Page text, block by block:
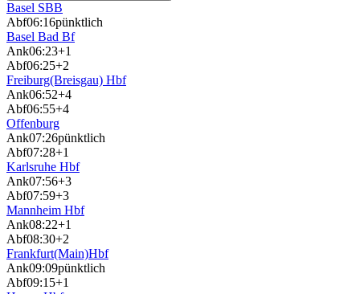
Basel SBB
Abf06:16pünktlich
Basel Bad Bf
Ank06:23+1
Abf06:25+2
Freiburg(Breisgau) Hbf
Ank06:52+4
Abf06:55+4
Offenburg
Ank07:26pünktlich
Abf07:28+1
Karlsruhe Hbf
Ank07:56+3
Abf07:59+3
Mannheim Hbf
Ank08:22+1
Abf08:30+2
Frankfurt(Main)Hbf
Ank09:09pünktlich
Abf09:15+1